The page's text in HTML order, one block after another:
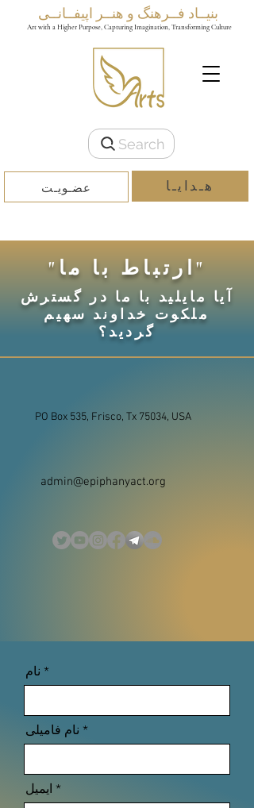
Art with a Higher Purpose, Capturing Imagination, Transforming Culture
هـدایـا عضـویـت
بنیــاد فــرهنگ و هنــر اپیفــانــی
Search
"ارتباط با ما"
آیا مایلید با ما در گسترش
ملکوت خداوند سهیم
گردید؟
PO Box 535, Frisco, Tx 75034, USA
admin@epiphanyact.org
نام
نام فامیلی
ایمیل